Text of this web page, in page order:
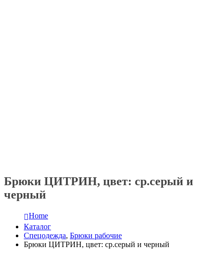
Брюки ЦИТРИН, цвет: ср.серый и
черный
Home
Каталог
Спецодежда, Брюки рабочие
Брюки ЦИТРИН, цвет: ср.серый и черный